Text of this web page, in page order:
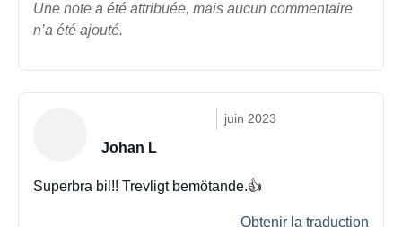
Une note a été attribuée, mais aucun commentaire
n’a été ajouté.
juin 2023
Johan L
Superbra bil!! Trevligt bemötande.👍
Obtenir la traduction